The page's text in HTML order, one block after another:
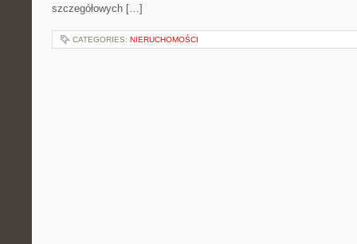
szczegółowych […]
CATEGORIES: NIERUCHOMOŚCI